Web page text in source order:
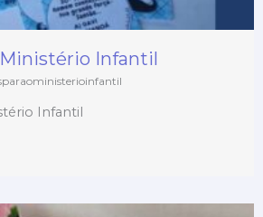
Infantil
Infantil